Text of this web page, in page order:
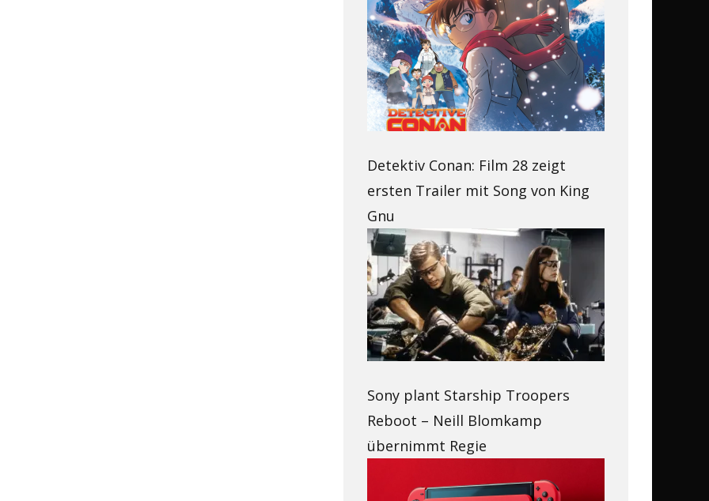
Detektiv Conan: Film 28 zeigt
ersten Trailer mit Song von King
Gnu
Sony plant Starship Troopers
Reboot – Neill Blomkamp
übernimmt Regie